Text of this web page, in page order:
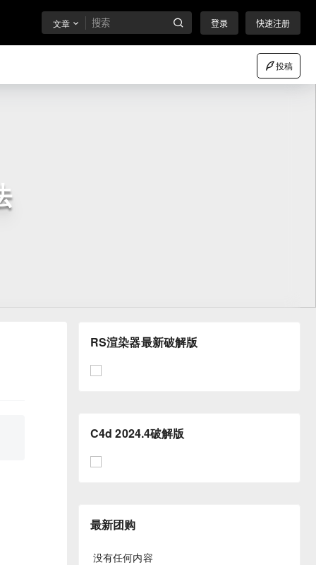
文章 登录 快速注册
投稿
RS渲染器最新破解版
C4d 2024.4破解版
最新团购
没有任何内容